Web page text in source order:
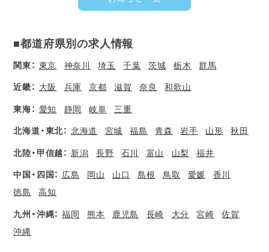
■都道府県別の求人情報
関東： 東京 神奈川 埼玉 千葉 茨城 栃木 群馬
近畿： 大阪 兵庫 京都 滋賀 奈良 和歌山
東海： 愛知 静岡 岐阜 三重
北海道・東北： 北海道 宮城 福島 青森 岩手 山形 秋田
北陸・甲信越： 新潟 長野 石川 富山 山梨 福井
中国・四国： 広島 岡山 山口 島根 鳥取 愛媛
香川
徳島
高知
九州・沖縄： 福岡 熊本 鹿児島 長崎 大分 宮崎
佐賀
沖縄